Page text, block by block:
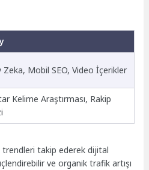
Zeka, Mobil SEO, Video İçerikler
Kelime Araştırması, Rakip
trendleri takip ederek dijital
ve organik trafik artışı